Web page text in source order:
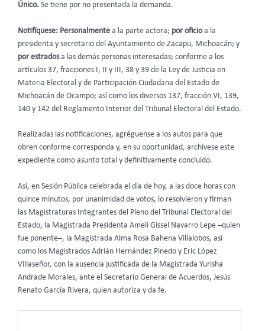
Único. Se tiene por no presentada la demanda.
Notifíquese: Personalmente a la parte actora; por oficioa la
presidenta y secretario del Ayuntamiento de Zacapu, Michoacán; y
por estradosa las demás personas interesadas; conforme a los
artículos 37, fracciones I, II y III, 38 y 39 de la Ley de Justicia en
Materia Electoral y de Participación Ciudadana del Estado de
Michoacán de Ocampo; así como los diversos 137, fracción VI, 139,
140 y 142 del Reglamento Interior del Tribunal Electoral del Estado.
Realizadas las notificaciones, agréguense a los autos para que
obren conforme corresponda y, en su oportunidad, archívese este
expediente como asunto total y definitivamente concluido.
Así, en Sesión Pública celebrada el día de hoy, a las doce horas con
quince minutos, por unanimidad de votos, lo resolvieron y firman
las Magistraturas Integrantes del Pleno del Tribunal Electoral del
Estado, la Magistrada Presidenta Amelí Gissel Navarro Lepe –quien
fue ponente–, la Magistrada Alma Rosa Bahena Villalobos, así
como los Magistrados Adrián Hernández Pinedo y Eric López
Villaseñor, con la ausencia justificada de la Magistrada Yurisha
Andrade Morales, ante el Secretario General de Acuerdos, Jesús
Renato García Rivera, quien autoriza y da fe.